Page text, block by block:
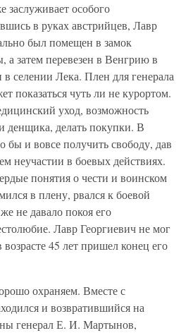
заслуживает особого
в руках австрийцев, Лавр
был помещен в замок
а затем перевезен в Венгрию в
в селении Лека. Плен для генерала
показаться чуть ли не курортом.
уход, возможность
денщика, делать покупки. В
и вовсе получить свободу, дав
неучастии в боевых действиях.
понятия о чести и воинском
в плену, рвался к боевой
не давало покоя его
Лавр Георгиевич не мог
45 лет пришел конец его
охраняем. Вместе с
и возвратившийся на
генерал Е. И. Мартынов,